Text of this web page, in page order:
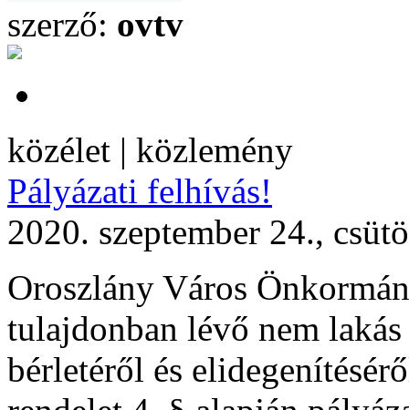
szerző: ovtv
közélet | közlemény
Pályázati felhívás!
2020. szeptember 24.,
Oroszlány Város
tulajdonban lévő nem
bérletéről és